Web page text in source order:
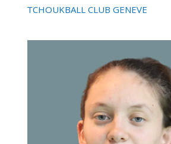
TCHOUKBALL CLUB GENEVE